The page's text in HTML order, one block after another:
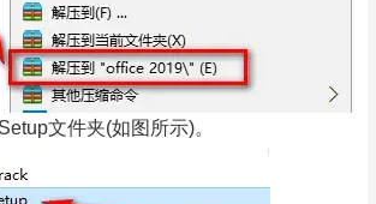
文件夹(如图所示)。